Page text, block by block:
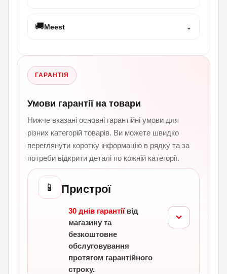
🚚Meest ⌄
ГАРАНТІЯ
Умови гарантії на товари
Нижче вказані основні гарантійні умови для
різних категорій товарів. Ви можете швидко
переглянути коротку інформацію в рядку та за
потреби відкрити деталі по кожній категорії.
📱 Пристрої
30 днів гарантіївід
магазину та
безкоштовне
обслуговування
протягом гарантійного
строку.